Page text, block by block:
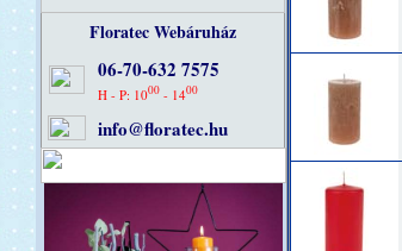
Floratec Webáruház
06-70-632 7575
H - P: 1000 - 1400
info@floratec.hu